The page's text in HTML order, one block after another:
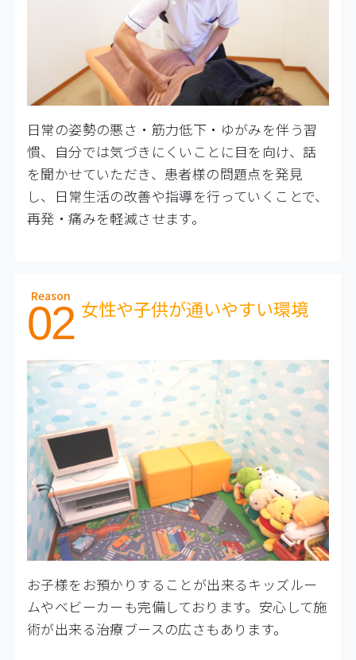
日常の姿勢の悪さ・筋力低下・ゆがみを伴う習
慣、自分では気づきにくいことに目を向け、話
を聞かせていただき、患者様の問題点を発見
し、日常生活の改善や指導を行っていくことで、
再発・痛みを軽減させます。
Reason
02 女性や子供が通いやすい環境
お子様をお預かりすることが出来るキッズルー
ムやベビーカーも完備しております。安心して施
術が出来る治療ブースの広さもあります。